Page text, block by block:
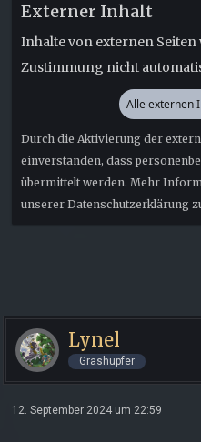
Externer Inhalt
Inhalte von externen
Zustimmung nicht
Alle externen
Durch die Aktivierung der
einverstanden, dass
übermittelt werden. Mehr
unserer Datenschutzerklärung
Lynel
Grashüpfer
12. September 2024 um 22:59